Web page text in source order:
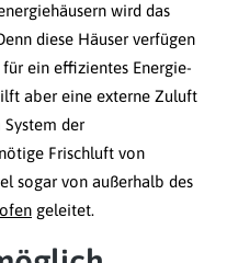
wird das
diese Häuser verfügen
ein effizientes Energie-
aber eine externe Zuluft
System der
Frischluft von
sogar von außerhalb des
geleitet.